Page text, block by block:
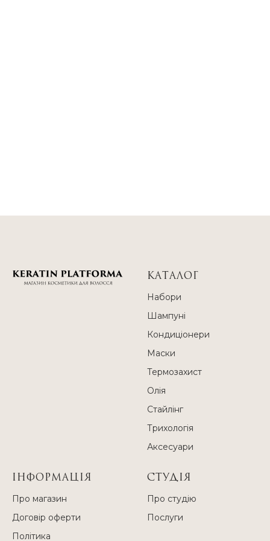
КАТАЛОГ
Набори
Шампуні
Кондиціонери
Маски
Термозахист
Олія
Стайлінг
Трихологія
Аксесуари
ІНФОРМАЦІЯ
Про магазин
Договір оферти
Політика
СТУДІЯ
Про студію
Послуги